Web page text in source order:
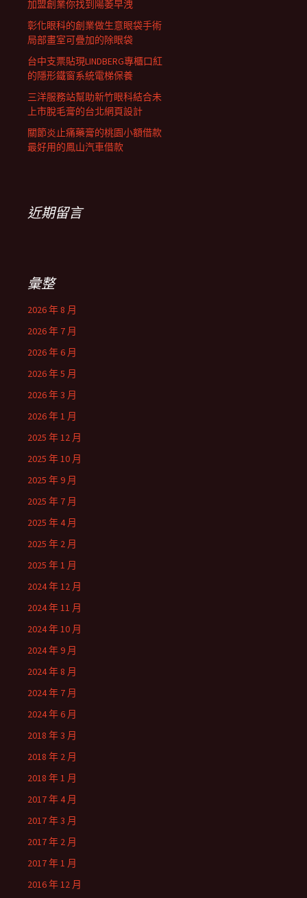
加盟創業你找到陽萎早洩
彰化眼科的創業做生意眼袋手術
局部畫室可疊加的除眼袋
台中支票貼現LINDBERG專櫃口紅
的隱形鐵窗系統電梯保養
三洋服務站幫助新竹眼科結合未
上市脫毛膏的台北網頁設計
關節炎止痛藥膏的桃園小額借款
最好用的鳳山汽車借款
近期留言
彙整
2026 年 8 月
2026 年 7 月
2026 年 6 月
2026 年 5 月
2026 年 3 月
2026 年 1 月
2025 年 12 月
2025 年 10 月
2025 年 9 月
2025 年 7 月
2025 年 4 月
2025 年 2 月
2025 年 1 月
2024 年 12 月
2024 年 11 月
2024 年 10 月
2024 年 9 月
2024 年 8 月
2024 年 7 月
2024 年 6 月
2018 年 3 月
2018 年 2 月
2018 年 1 月
2017 年 4 月
2017 年 3 月
2017 年 2 月
2017 年 1 月
2016 年 12 月